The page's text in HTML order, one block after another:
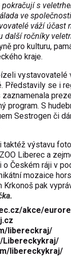
pokračují s
ve
váží účast
další ročníky
pro kulturu,
kraje.
Představily se i
program. S
Sestrogen či
taktéž výstavu
Liberec a
Českém ráji v
mozaice
pak
akce/
libereckraj/
Libereckykraj/
libereckykraj/